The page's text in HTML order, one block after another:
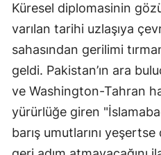
Küresel diplomasinin
varılan tarihi uzlaşıya
sahasından gerilimi
geldi. Pakistan’ın ara
ve Washington-Tahran
yürürlüğe giren
barış umutlarını